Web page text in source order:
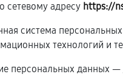
сетевому адресу https://
система
технологий и
персональных данных —